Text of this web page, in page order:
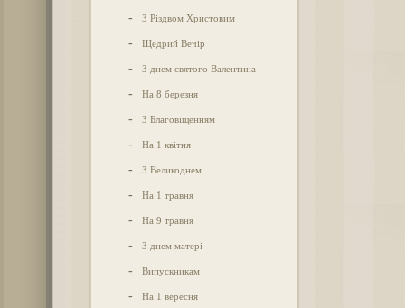
- З Різдвом Христовим
- Щедрий Вечір
- З днем святого Валентина
- На 8 березня
- З Благовіщенням
- На 1 квітня
- З Великоднем
- На 1 травня
- На 9 травня
- З днем матері
- Випускникам
- На 1 вересня